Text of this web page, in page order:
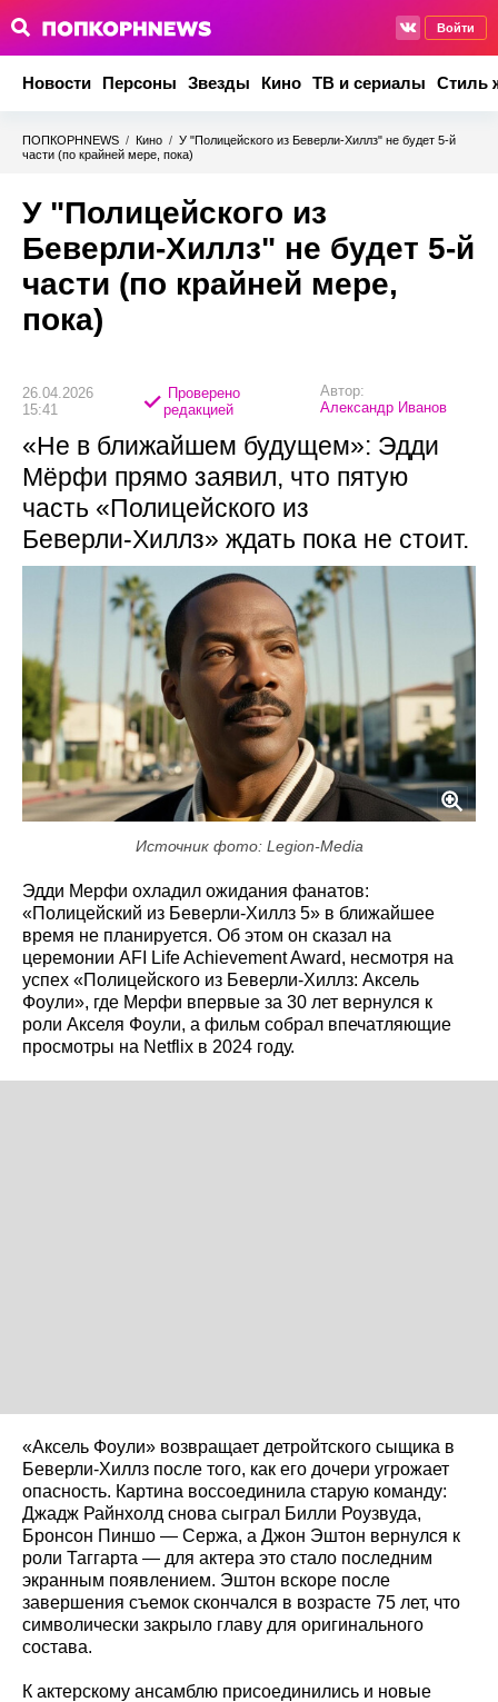
Войти
Новости Персоны Звезды Кино ТВ и сериалы Стиль
ПОПКОРНNEWS / Кино / У "Полицейского из Беверли-Хиллз" не будет 5-й
части (по крайней мере, пока)
У "Полицейского из
Беверли-Хиллз" не будет 5-й
части (по крайней мере,
пока)
26.04.2026
15:41
Проверено
редакцией
Автор:
Александр Иванов
«Не в ближайшем будущем»: Эдди
Мёрфи прямо заявил, что пятую
часть «Полицейского из
Беверли‑Хиллз» ждать пока не стоит.
Источник фото: Legion-Media
Эдди Мерфи охладил ожидания фанатов:
«Полицейский из Беверли-Хиллз 5» в ближайшее
время не планируется. Об этом он сказал на
церемонии AFI Life Achievement Award, несмотря на
успех «Полицейского из Беверли-Хиллз: Аксель
Фоули», где Мерфи впервые за 30 лет вернулся к
роли Акселя Фоули, а фильм собрал впечатляющие
просмотры на Netflix в 2024 году.
«Аксель Фоули» возвращает детройтского сыщика в
Беверли-Хиллз после того, как его дочери угрожает
опасность. Картина воссоединила старую команду:
Джадж Райнхолд снова сыграл Билли Роузвуда,
Бронсон Пиншо — Сержа, а Джон Эштон вернулся к
роли Таггарта — для актера это стало последним
экранным появлением. Эштон вскоре после
завершения съемок скончался в возрасте 75 лет, что
символически закрыло главу для оригинального
состава.
К актерскому ансамблю присоединились и новые